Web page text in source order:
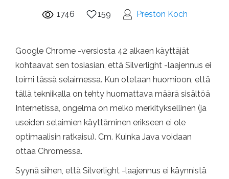
1746 159 Preston Koch
Google Chrome -versiosta 42 alkaen käyttäjät
kohtaavat sen tosiasian, että Silverlight -laajennus ei
toimi tässä selaimessa. Kun otetaan huomioon, että
tällä tekniikalla on tehty huomattava määrä sisältöä
Internetissä, ongelma on melko merkityksellinen (ja
useiden selaimien käyttäminen erikseen ei ole
optimaalisin ratkaisu). Cm. Kuinka Java voidaan
ottaa Chromessa.
Syynä siihen, että Silverlight -laajennus ei käynnistä